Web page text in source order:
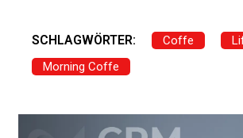
SCHLAGWÖRTER: Coffe
Morning Coffe